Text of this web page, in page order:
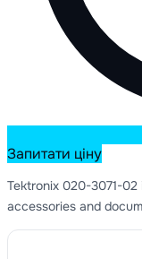
Запитати ціну
Tektronix 020-3071-
accessories and